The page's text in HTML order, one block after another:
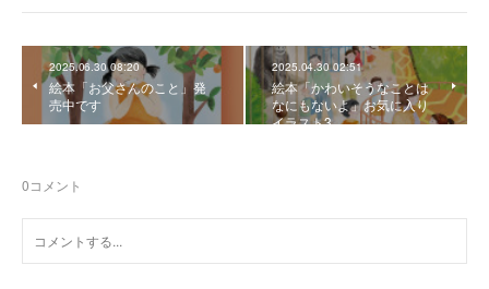
2025.06.30 08:20
絵本「お父さんのこと」発
売中です
2025.04.30 02:51
絵本「かわいそうなことは
なにもないよ」お気に入り
イラスト3
0コメント